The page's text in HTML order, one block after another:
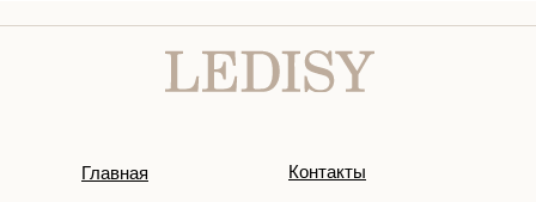
Главная Контакты